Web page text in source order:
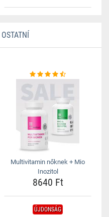
Multivitamin nőknek + Mio
Inozitol
8640 Ft
ÚJDONSÁG